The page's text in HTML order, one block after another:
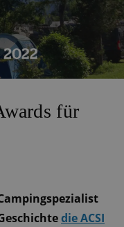
für
die ACSI